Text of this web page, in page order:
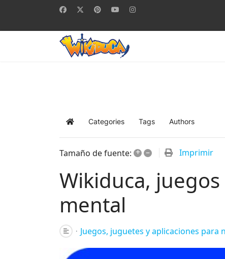
Home Categories Tags Authors
Tamaño de fuente: + – Imprimir
Wikiduca,
mental
Juegos, juguetes y aplicaciones para